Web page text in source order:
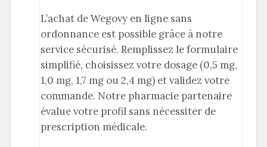
L’achat de Wegovy en ligne sans
ordonnance est possible grâce à notre
service sécurisé. Remplissez le formulaire
simplifié, choisissez votre dosage (0,5 mg,
1,0 mg, 1,7 mg ou 2,4 mg) et validez votre
commande. Notre pharmacie partenaire
évalue votre profil sans nécessiter de
prescription médicale.